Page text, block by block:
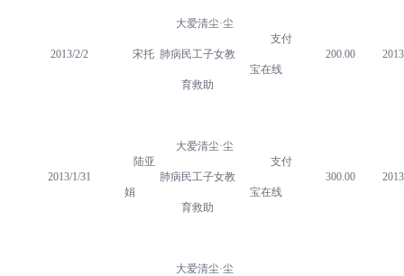
2013/2/2 宋托
大爱清尘·尘
肺病民工子女教
育救助
支付
宝在线
200.00
2013/1/31
陆亚
娟
大爱清尘·尘
肺病民工子女教
育救助
支付
宝在线
300.00
大爱清尘·尘